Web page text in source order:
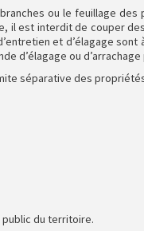
ou le feuillage
est interdit de couper
et d’élagage
d’élagage ou
séparative des
public du territoire.